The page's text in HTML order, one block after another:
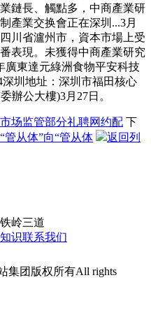
鏈長、觸點多，中商產業研
產業交换會正在深圳...3月
川省瀘州市，資本市場上受
表現。未獲得中商產業研究
廣東達元綠洲食物平安科技
圳地址：深圳市福田核心
辦公大樓)3月27日。
场监管部分礼聘网约配 下
从体”向“管从体
返回列
岭三道
识联系我们
集团版权所有All rights